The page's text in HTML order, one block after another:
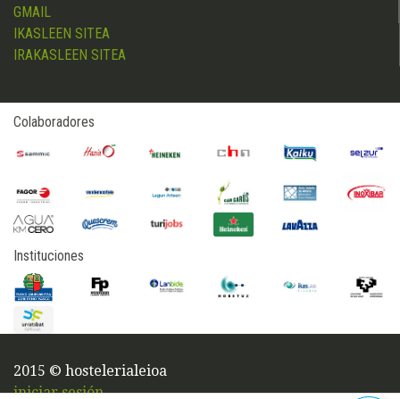
GMAIL
IKASLEEN SITEA
IRAKASLEEN SITEA
Colaboradores
Instituciones
2015 © hostelerialeioa
iniciar sesión